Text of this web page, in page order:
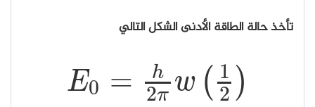
تأخذ حالة الطاقة الأدنى الشكل التالي
E0 = h
2π w ( 1
2 )
E0=h2 w(12)